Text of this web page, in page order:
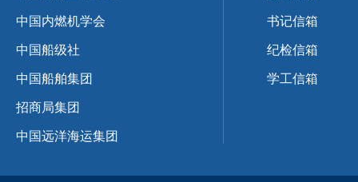
中国内燃机学会
中国船级社
中国船舶集团
招商局集团
中国远洋海运集团
书记信箱
纪检信箱
学工信箱